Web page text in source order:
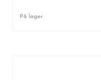
På lager